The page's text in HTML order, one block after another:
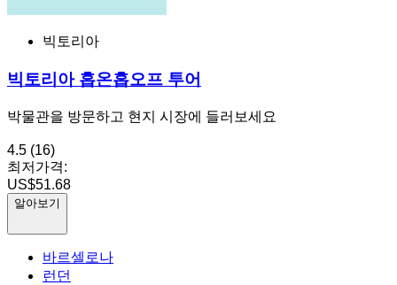
빅토리아
빅토리아 홉온홉오프 투어
박물관을 방문하고 현지 시장에 들러보세요
4.5 (16)
최저가격:
US$51.68
알아보기
바르셀로나
런던